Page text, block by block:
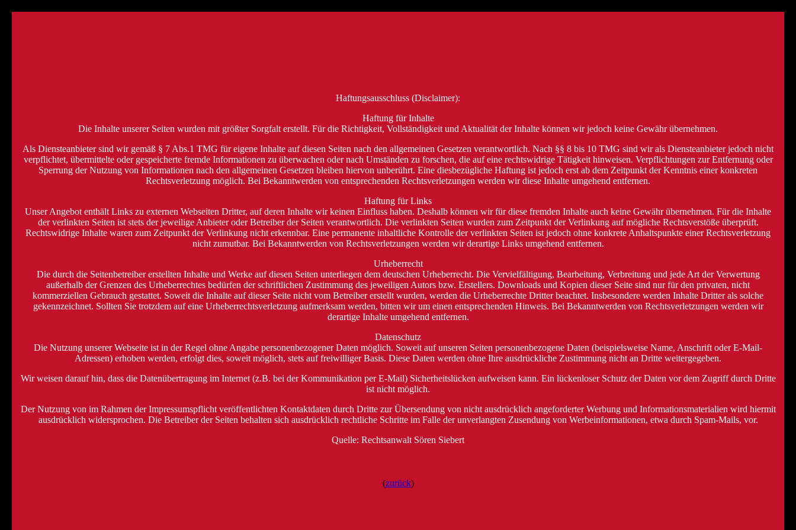
Haftungsausschluss (Disclaimer):
Haftung für Inhalte
Die Inhalte unserer Seiten wurden mit größter Sorgfalt erstellt. Für die Richtigkeit, Vollständigkeit und Aktualität der Inhalte können wir jedoch keine Gewähr übernehmen.
Als Diensteanbieter sind wir gemäß § 7 Abs.1 TMG für eigene Inhalte auf diesen Seiten nach den allgemeinen Gesetzen verantwortlich. Nach §§ 8 bis 10 TMG sind wir als Diensteanbieter jedoch nicht
verpflichtet, übermittelte oder gespeicherte fremde Informationen zu überwachen oder nach Umständen zu forschen, die auf eine rechtswidrige Tätigkeit hinweisen. Verpflichtungen zur Entfernung oder
Sperrung der Nutzung von Informationen nach den allgemeinen Gesetzen bleiben hiervon unberührt. Eine diesbezügliche Haftung ist jedoch erst ab dem Zeitpunkt der Kenntnis einer konkreten
Rechtsverletzung möglich. Bei Bekanntwerden von entsprechenden Rechtsverletzungen werden wir diese Inhalte umgehend entfernen.
Haftung für Links
Unser Angebot enthält Links zu externen Webseiten Dritter, auf deren Inhalte wir keinen Einfluss haben. Deshalb können wir für diese fremden Inhalte auch keine Gewähr übernehmen. Für die Inhalte
der verlinkten Seiten ist stets der jeweilige Anbieter oder Betreiber der Seiten verantwortlich. Die verlinkten Seiten wurden zum Zeitpunkt der Verlinkung auf mögliche Rechtsverstöße überprüft.
Rechtswidrige Inhalte waren zum Zeitpunkt der Verlinkung nicht erkennbar. Eine permanente inhaltliche Kontrolle der verlinkten Seiten ist jedoch ohne konkrete Anhaltspunkte einer Rechtsverletzung
nicht zumutbar. Bei Bekanntwerden von Rechtsverletzungen werden wir derartige Links umgehend entfernen.
Urheberrecht
Die durch die Seitenbetreiber erstellten Inhalte und Werke auf diesen Seiten unterliegen dem deutschen Urheberrecht. Die Vervielfältigung, Bearbeitung, Verbreitung und jede Art der Verwertung
außerhalb der Grenzen des Urheberrechtes bedürfen der schriftlichen Zustimmung des jeweiligen Autors bzw. Erstellers. Downloads und Kopien dieser Seite sind nur für den privaten, nicht
kommerziellen Gebrauch gestattet. Soweit die Inhalte auf dieser Seite nicht vom Betreiber erstellt wurden, werden die Urheberrechte Dritter beachtet. Insbesondere werden Inhalte Dritter als solche
gekennzeichnet. Sollten Sie trotzdem auf eine Urheberrechtsverletzung aufmerksam werden, bitten wir um einen entsprechenden Hinweis. Bei Bekanntwerden von Rechtsverletzungen werden wir
derartige Inhalte umgehend entfernen.
Datenschutz
Die Nutzung unserer Webseite ist in der Regel ohne Angabe personenbezogener Daten möglich. Soweit auf unseren Seiten personenbezogene Daten (beispielsweise Name, Anschrift oder E-Mail-
Adressen) erhoben werden, erfolgt dies, soweit möglich, stets auf freiwilliger Basis. Diese Daten werden ohne Ihre ausdrückliche Zustimmung nicht an Dritte weitergegeben.
Wir weisen darauf hin, dass die Datenübertragung im Internet (z.B. bei der Kommunikation per E-Mail) Sicherheitslücken aufweisen kann. Ein lückenloser Schutz der Daten vor dem Zugriff durch Dritte
ist nicht möglich.
Der Nutzung von im Rahmen der Impressumspflicht veröffentlichten Kontaktdaten durch Dritte zur Übersendung von nicht ausdrücklich angeforderter Werbung und Informationsmaterialien wird hiermit
ausdrücklich widersprochen. Die Betreiber der Seiten behalten sich ausdrücklich rechtliche Schritte im Falle der unverlangten Zusendung von Werbeinformationen, etwa durch Spam-Mails, vor.
Quelle: Rechtsanwalt Sören Siebert
(zurück)